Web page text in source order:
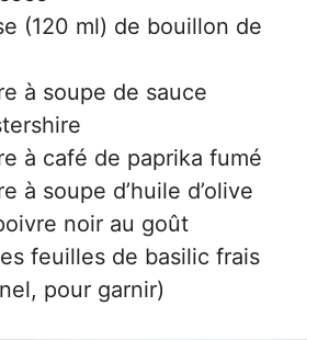
(120 ml) de bouillon de
à soupe de sauce
à café de paprika fumé
à soupe d’huile d’olive
noir au goût
feuilles de basilic frais
pour garnir)